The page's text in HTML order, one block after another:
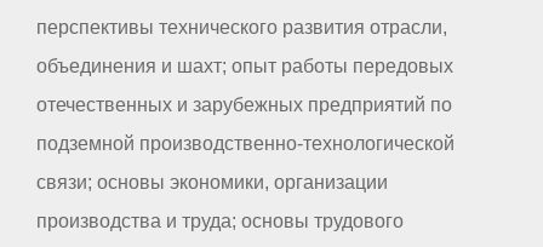
перспективы технического развития отрасли,
объединения и шахт; опыт работы передовых
отечественных и зарубежных предприятий по
подземной производственно-технологической
связи; основы экономики, организации
производства и труда; основы трудового